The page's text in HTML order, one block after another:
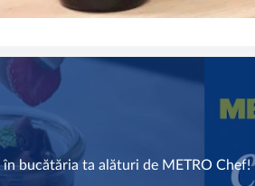
în bucătăria ta alături de METRO Chef!